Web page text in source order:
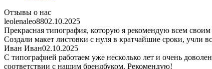
Отзывы о нас
leolenaleo8802.10.2025
Прекрасная типография, которую я рекомендую всем
Создали макет листовки с нуля в кратчайшие сроки, учли
Иван Иван02.10.2025
С типографией работаем уже несколько лет и очень
соответствии с нашим брендбуком. Рекомендую!